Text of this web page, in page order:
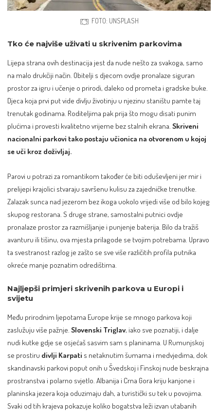
FOTO: UNSPLASH
Tko će najviše uživati u skrivenim parkovima
Lijepa strana ovih destinacija jest da nude nešto za svakoga, samo
na malo drukčiji način. Obitelji s djecom ovdje pronalaze siguran
prostor za igru i učenje o prirodi, daleko od prometa i gradske buke.
Djeca koja prvi put vide divlju životinju u njezinu staništu pamte taj
trenutak godinama. Roditeljima pak prija što mogu disati punim
plućima i provesti kvalitetno vrijeme bez stalnih ekrana. Skriveni
nacionalni parkovi tako postaju učionica na otvorenom u kojoj
se uči kroz doživljaj.
Parovi u potrazi za romantikom također će biti oduševljeni jer mir i
prelijepi krajolici stvaraju savršenu kulisu za zajedničke trenutke.
Zalazak sunca nad jezerom bez ikoga uokolo vrijedi više od bilo kojeg
skupog restorana. S druge strane, samostalni putnici ovdje
pronalaze prostor za razmišljanje i punjenje baterija. Bilo da tražiš
avanturu ili tišinu, ova mjesta prilagode se tvojim potrebama. Upravo
ta svestranost razlog je zašto se sve više različitih profila putnika
okreće manje poznatim odredištima.
Najljepši primjeri skrivenih parkova u Europi i
svijetu
Među prirodnim ljepotama Europe krije se mnogo parkova koji
zaslužuju više pažnje. Slovenski Triglav, iako sve poznatiji, i dalje
nudi kutke gdje se osjećaš sasvim sam s planinama. U Rumunjskoj
se prostiru divlji Karpati s netaknutim šumama i medvjedima, dok
skandinavski parkovi poput onih u Švedskoj i Finskoj nude beskrajna
prostranstva i polarno svjetlo. Albanija i Crna Gora kriju kanjone i
planinska jezera koja oduzimaju dah, a turistički su tek u povojima.
Svaki od tih krajeva pokazuje koliko bogatstva leži izvan utabanih